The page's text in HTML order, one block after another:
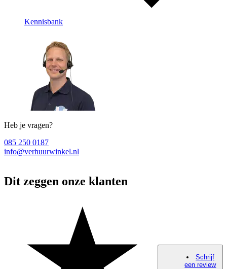
Kennisbank
Heb je vragen?
085 250 0187
info@verhuurwinkel.nl
Dit zeggen onze klanten
Schrijf
een review